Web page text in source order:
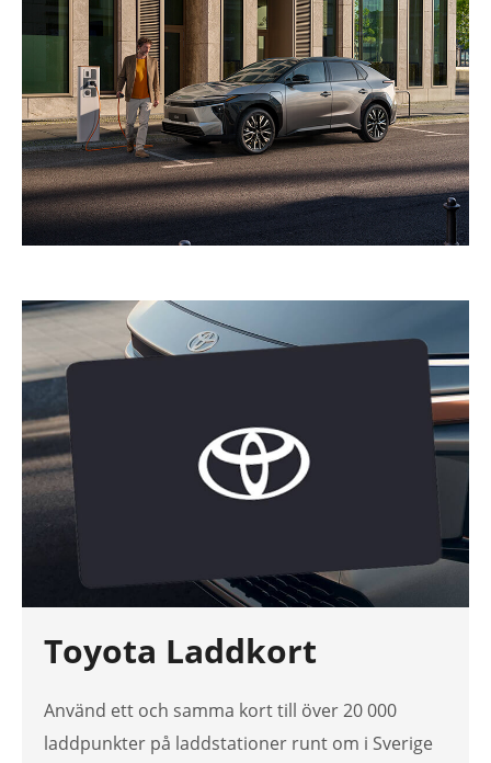
Toyota Laddkort
Använd ett och samma kort till över 20 000
laddpunkter på laddstationer runt om i Sverige